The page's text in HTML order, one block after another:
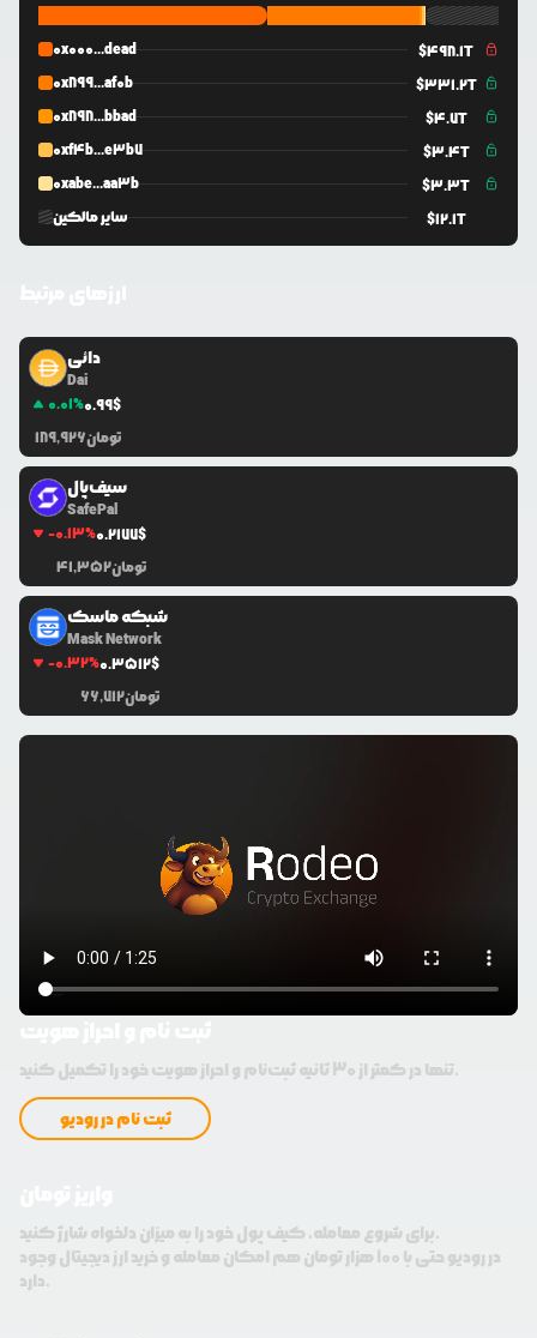
0x000...dead $498.1T
0x899...af0b
$331.2T
0x898...bbad
$4.7T
0xf4b...e3b7
$3.4T
0xabe...aa3b
$3.3T
سایر مالکین
$12.1T
دائی
Dai
0.01%0.99$
189,926تومان
سیف‌پال
SafePal
-0.13%0.2177$
41,352تومان
شبکه ماسک
Mask Network
-0.32%0.3512$
66,712تومان
تنها در کمتر از 30 ثانیه ثبت‌نام و احراز هویت خود را تکمیل کنید.
ثبت نام در رودیو
برای شروع معامله، کیف پول خود را به میزان دلخواه شارژ کنید.
در رودیو حتی با 100 هزار تومان هم امکان معامله و خرید ارز دیجیتال وجود
دارد.